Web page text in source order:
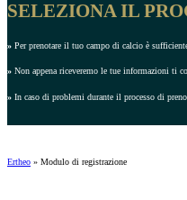
SELEZIONA IL
» Per prenotare il tuo campo di calcio è
» Non appena riceveremo le tue informazioni ti
» In caso di problemi durante il processo di
Ertheo » Modulo di registrazione